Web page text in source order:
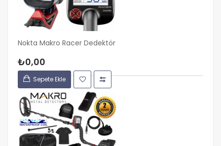
Nokta Makro Racer Dedektör
₺0,00
Sepete Ekle